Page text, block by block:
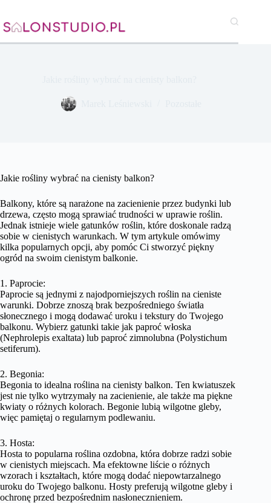
treści
Jakie rośliny wybrać na cienisty balkon?
Balkony, które są narażone na zacienienie przez budynki lub
drzewa, często mogą sprawiać trudności w uprawie roślin.
Jednak istnieje wiele gatunków roślin, które doskonale radzą
sobie w cienistych warunkach. W tym artykule omówimy
kilka popularnych opcji, aby pomóc Ci stworzyć piękny
ogród na swoim cienistym balkonie.
1. Paprocie:
Paprocie są jednymi z najodporniejszych roślin na cieniste
warunki. Dobrze znoszą brak bezpośredniego światła
słonecznego i mogą dodawać uroku i tekstury do Twojego
balkonu. Wybierz gatunki takie jak paproć włoska
(Nephrolepis exaltata) lub paproć zimnolubna (Polystichum
setiferum).
2. Begonia:
Begonia to idealna roślina na cienisty balkon. Ten kwiatuszek
jest nie tylko wytrzymały na zacienienie, ale także ma piękne
kwiaty o różnych kolorach. Begonie lubią wilgotne gleby,
więc pamiętaj o regularnym podlewaniu.
3. Hosta:
Hosta to popularna roślina ozdobna, która dobrze radzi sobie
w cienistych miejscach. Ma efektowne liście o różnych
wzorach i kształtach, które mogą dodać niepowtarzalnego
uroku do Twojego balkonu. Hosty preferują wilgotne gleby i
ochronę przed bezpośrednim nasłonecznieniem.